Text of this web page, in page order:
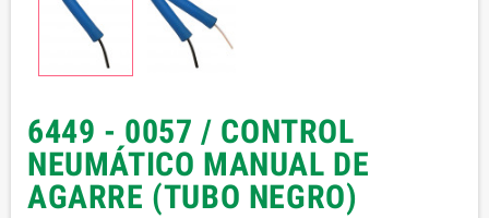
6449 - 0057 / CONTROL
NEUMÁTICO MANUAL DE
AGARRE (TUBO NEGRO)